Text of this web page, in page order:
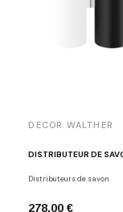
DECOR WALTHER
Distributeurs de savon
278,00 €